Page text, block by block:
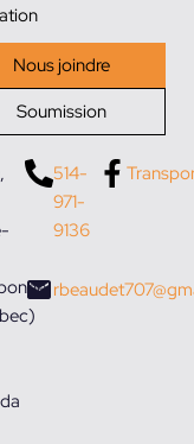
Nous joindre
Soumission
514-
971-
9136